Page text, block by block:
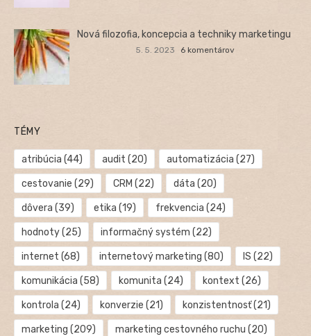
Nová filozofia, koncepcia a techniky marketingu
5. 5. 2023 6 komentárov
TÉMY
atribúcia (44) audit (20) automatizácia (27)
cestovanie (29) CRM (22) dáta (20)
dôvera (39) etika (19) frekvencia (24)
hodnoty(25) informačný systém (22)
internet (68) internetový marketing (80) IS (22)
komunikácia (58) komunita (24) kontext (26)
kontrola (24) konverzie (21) konzistentnosť(21)
marketing (209) marketing cestovného ruchu (20)